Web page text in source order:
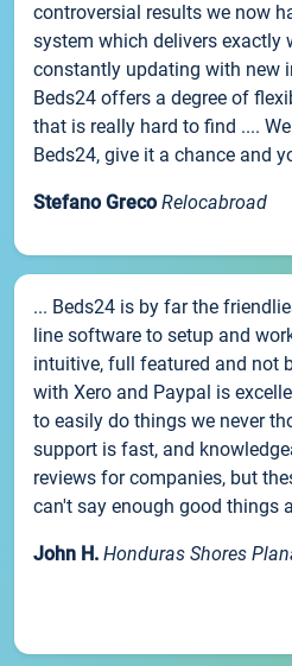
controversial results we now
system which delivers exactly
constantly updating with new
Beds24 offers a degree of
that is really hard to find ....
Beds24, give it a chance and
Stefano Greco Relocabroad
... Beds24 is by far the
line software to setup and
intuitive, full featured and not
with Xero and Paypal is
to easily do things we never
support is fast, and
reviews for companies, but
can't say enough good things
John H. Honduras Shores